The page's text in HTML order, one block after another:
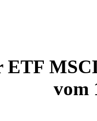
vom